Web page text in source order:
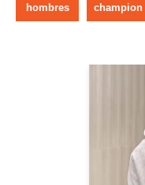
hombres champion